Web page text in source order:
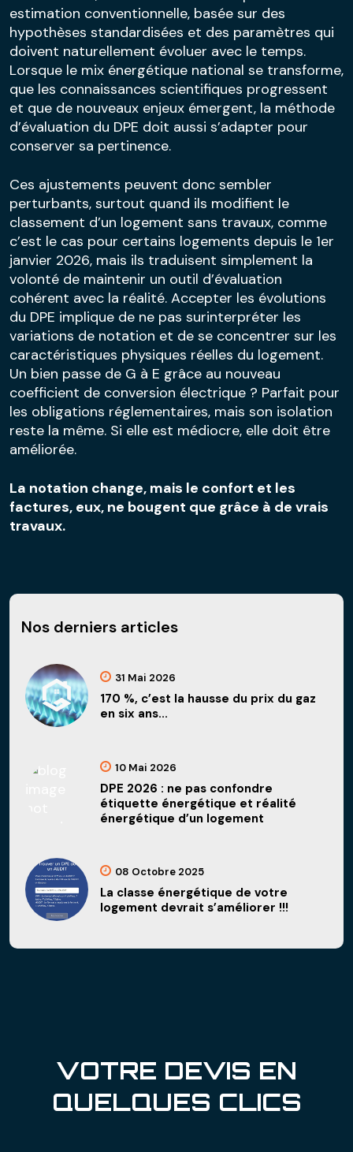
estimation conventionnelle, basée sur des
hypothèses standardisées et des paramètres qui
doivent naturellement évoluer avec le temps.
Lorsque le mix énergétique national se transforme,
que les connaissances scientifiques progressent
et que de nouveaux enjeux émergent, la méthode
d’évaluation du DPE doit aussi s’adapter pour
conserver sa pertinence.
Ces ajustements peuvent donc sembler
perturbants, surtout quand ils modifient le
classement d’un logement sans travaux, comme
c’est le cas pour certains logements depuis le 1er
janvier 2026, mais ils traduisent simplement la
volonté de maintenir un outil d’évaluation
cohérent avec la réalité. Accepter les évolutions
du DPE implique de ne pas surinterpréter les
variations de notation et de se concentrer sur les
caractéristiques physiques réelles du logement.
Un bien passe de G à E grâce au nouveau
coefficient de conversion électrique ? Parfait pour
les obligations réglementaires, mais son isolation
reste la même. Si elle est médiocre, elle doit être
améliorée.
La notation change, mais le confort et les
factures, eux, ne bougent que grâce à de vrais
travaux.
Nos derniers articles
31 Mai 2026
170 %, c’est la hausse du prix du gaz
en six ans...
10 Mai 2026
DPE 2026 : ne pas confondre
étiquette énergétique et réalité
énergétique d’un logement
08 Octobre 2025
La classe énergétique de votre
logement devrait s’améliorer !!!
VOTRE DEVIS EN
QUELQUES CLICS